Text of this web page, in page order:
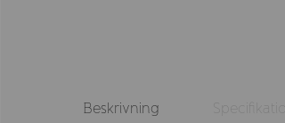
Beskrivning